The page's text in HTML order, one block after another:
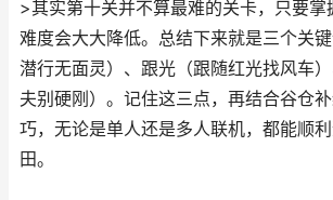
>其实第十关并不算最难的关卡，只要掌
难度会大大降低。总结下来就是三个关
潜行无面灵）、跟光（跟随红光找风车
夫别硬刚）。记住这三点，再结合谷仓
巧，无论是单人还是多人联机，都能顺
田。